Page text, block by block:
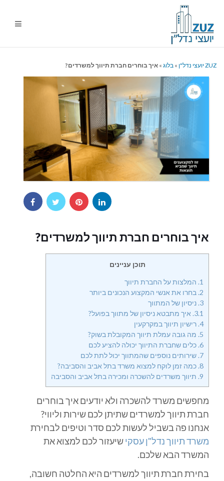
ZUZ יועצי נדל"ן » בלוג » איך בוחרים חברת תיווך למשרדים?
איך בוחרים חברת תיווך למשרדים?
תוכן עניינים
1. המלצות על החברת תיווך
2. בחרו את אנשי המקצוע הנכונים ביותר
3. ניסיון של המתווך
3.1. איך מתבטא ניסיון של מתווך בפועל?
4. רישיון תיווך במקרקעין
5. מה גובה עמלת תיווך המקובלת בשוק?
6. כלים שחברת התיווך יכולה להציע לכם
7. שירותים נוספים שהמתווך יכול לתת לכם
8. כמה זמן לוקח למצוא משרד בתל אביב והסביבה?
9. תיווך משרדים להשכרה ומכירה בתל אביב והסביבה
מחפשים משרד להשכרה ולא יודעים איך בוחרים
חברת תיווך למשרדים שתיתן לכם שירות וליווי?
אנחנו פה בשביל לעשות לכם סדר וטיפים לבחירת
משרד תיווך נדל"ן עסקישיעזור לכם למצוא את
המשרד הבא שלכם.
בחירת חברת תיווך למשרדים היא החלטה חשובה,